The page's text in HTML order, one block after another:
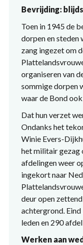
Bevrijding:
Toen in 1945 de
dorpen en steden
zang ingezet om
organiseren van
sommige dorpen
waar de Bond
Dat hun verzet
Ondanks het
Winie Evers-
het militair gezag
afdelingen weer
ingekort naar
deur open
achtergrond.
leden en 290
Werken aan